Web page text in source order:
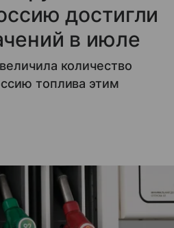
достигли
в июле
количество
топлива этим